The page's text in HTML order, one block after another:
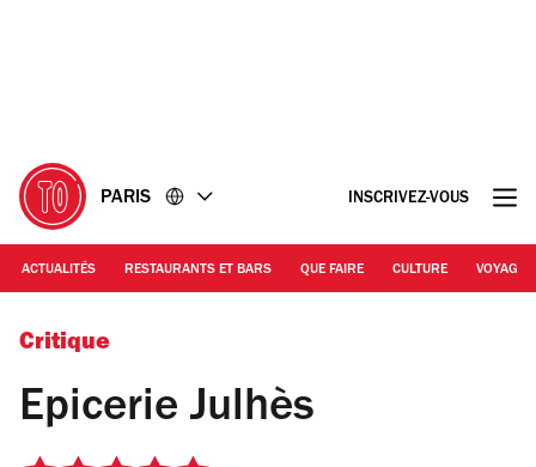
PARIS INSCRIVEZ-VOUS
ACTUALITÉS RESTAURANTS ET BARS QUE FAIRE CULTURE VOYAGE
Julhès Paris
Critique
Epicerie Julhès